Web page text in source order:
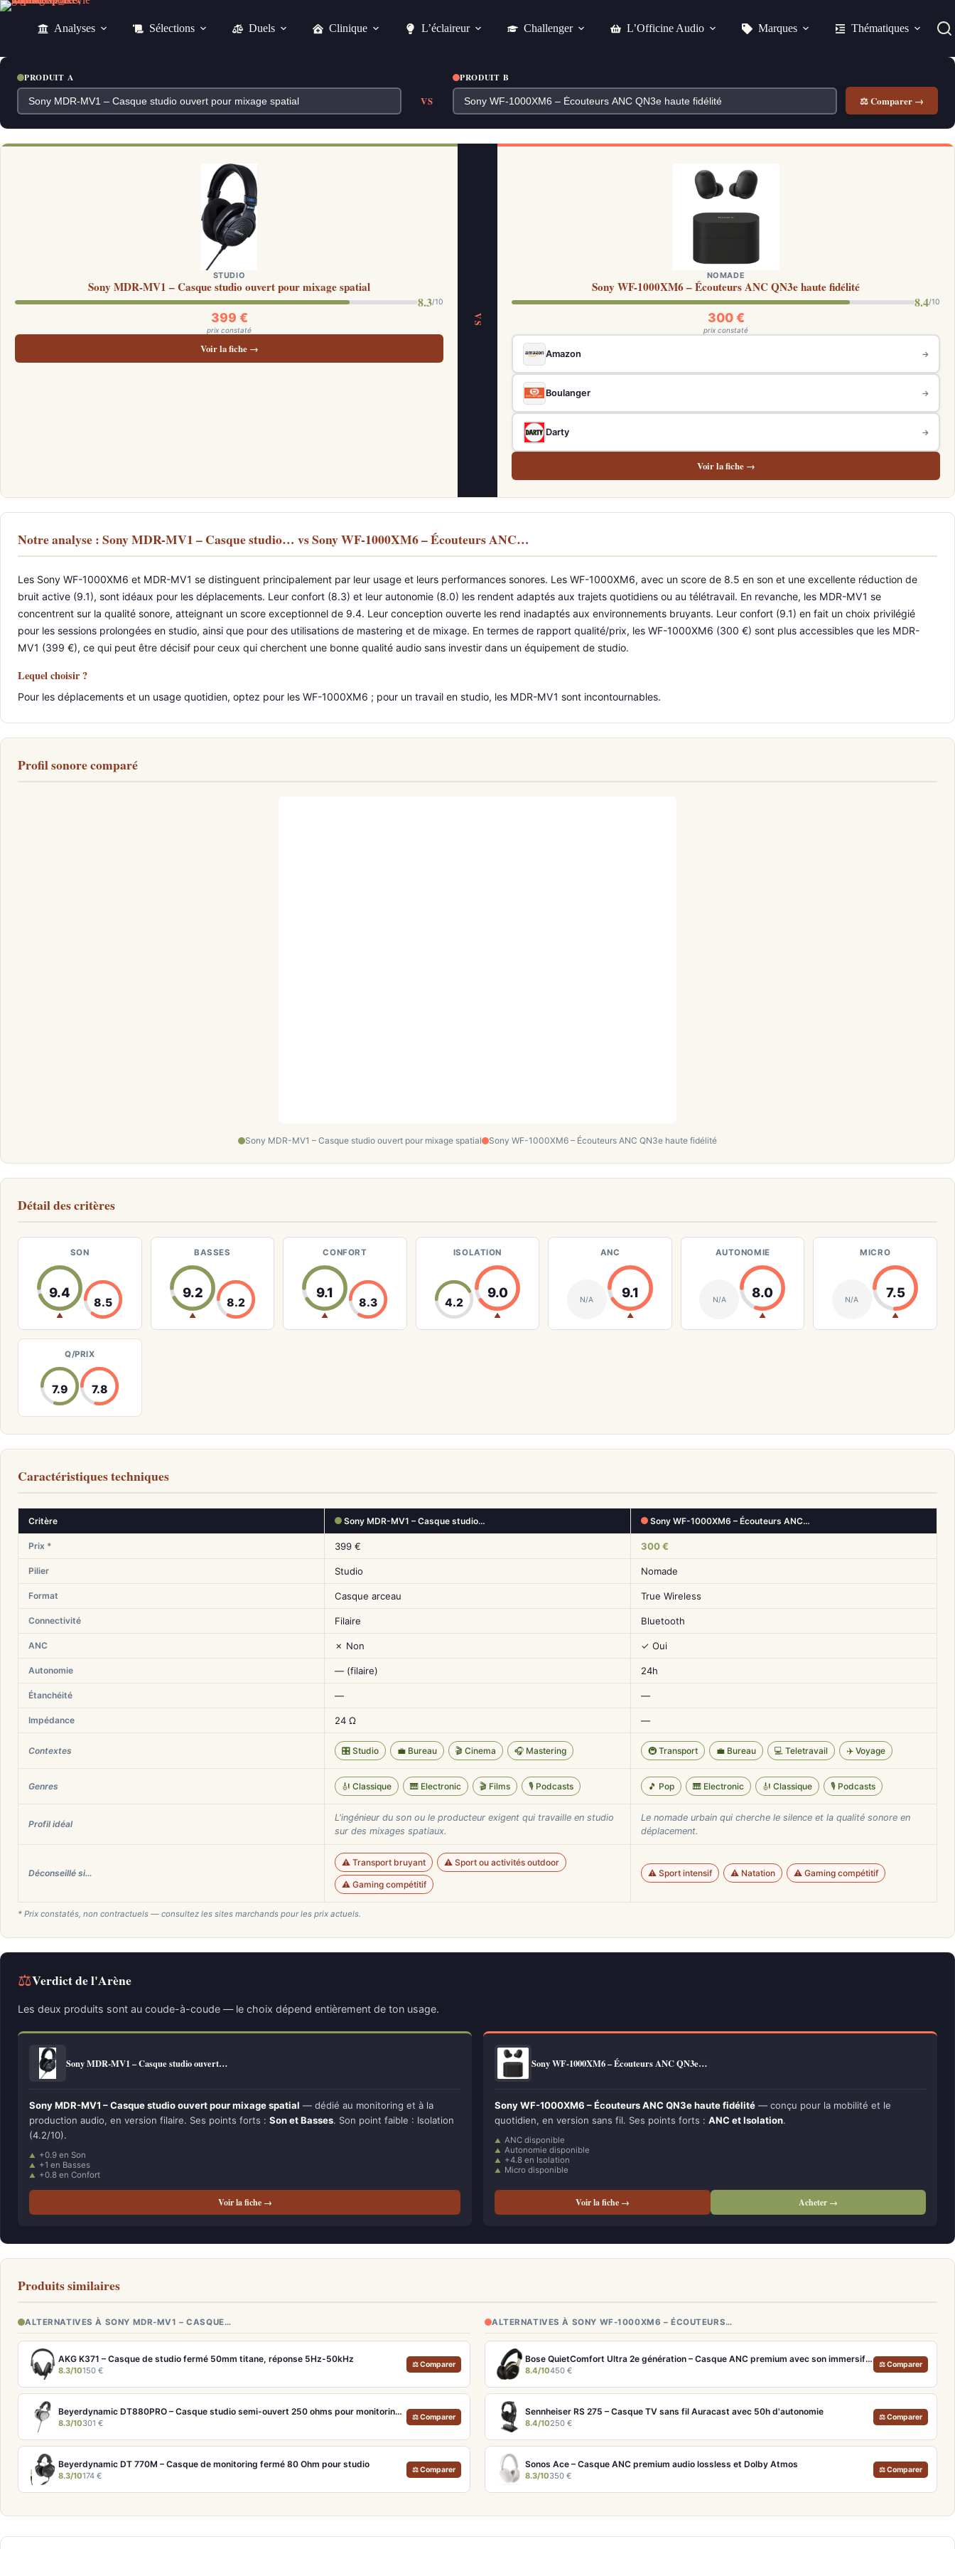
Passer
Analyses Sélections Duels Clinique L’éclaireur Challenger L’Officine Audio Marques Thématiques
PRODUIT A
VS
PRODUIT B
⚖ Comparer →
STUDIO
Sony MDR-MV1 – Casque studio ouvert pour mixage spatial
8.3/10
399 €
prix constaté
Voir la fiche →
VS
NOMADE
Sony WF-1000XM6 – Écouteurs ANC QN3e haute fidélité
8.4/10
300 €
prix constaté
Amazon →
Boulanger →
Darty →
Voir la fiche →
Notre analyse : Sony MDR-MV1 – Casque studio… vs Sony WF-1000XM6 – Écouteurs ANC…
Les Sony WF-1000XM6 et MDR-MV1 se distinguent principalement par leur usage et leurs performances sonores. Les WF-1000XM6, avec un score de 8.5 en son et une excellente réduction de
bruit active (9.1), sont idéaux pour les déplacements. Leur confort (8.3) et leur autonomie (8.0) les rendent adaptés aux trajets quotidiens ou au télétravail. En revanche, les MDR-MV1 se
concentrent sur la qualité sonore, atteignant un score exceptionnel de 9.4. Leur conception ouverte les rend inadaptés aux environnements bruyants. Leur confort (9.1) en fait un choix privilégié
pour les sessions prolongées en studio, ainsi que pour des utilisations de mastering et de mixage. En termes de rapport qualité/prix, les WF-1000XM6 (300 €) sont plus accessibles que les MDR-
MV1 (399 €), ce qui peut être décisif pour ceux qui cherchent une bonne qualité audio sans investir dans un équipement de studio.
Lequel choisir ?
Pour les déplacements et un usage quotidien, optez pour les WF-1000XM6 ; pour un travail en studio, les MDR-MV1 sont incontournables.
Profil sonore comparé
Sony MDR-MV1 – Casque studio ouvert pour mixage spatial Sony WF-1000XM6 – Écouteurs ANC QN3e haute fidélité
Détail des critères
SON
9.4
▲
8.5
BASSES
9.2
▲
8.2
CONFORT
9.1
▲
8.3
ISOLATION
4.2
9.0
▲
ANC
N/A 9.1
▲
AUTONOMIE
N/A 8.0
▲
MICRO
N/A 7.5
▲
Q/PRIX
7.9 7.8
Caractéristiques techniques
Critère Sony MDR-MV1 – Casque studio… Sony WF-1000XM6 – Écouteurs ANC…
Prix * 399 € 300 €
Pilier Studio Nomade
Format Casque arceau True Wireless
Connectivité Filaire Bluetooth
ANC ✗ Non ✓ Oui
Autonomie — (filaire) 24h
Étanchéité — —
Impédance 24 Ω —
Contextes 🎛️ Studio 💼 Bureau 🎬 Cinema 🎧 Mastering 🚇 Transport 💼 Bureau 💻 Teletravail ✈️ Voyage
Genres 🎻 Classique 🎹 Electronic 🎬 Films 🎙️ Podcasts 🎵 Pop 🎹 Electronic 🎻 Classique 🎙️ Podcasts
Profil idéal
L'ingénieur du son ou le producteur exigent qui travaille en studio
sur des mixages spatiaux.
Le nomade urbain qui cherche le silence et la qualité sonore en
déplacement.
Déconseillé si…
⚠️ Transport bruyant ⚠️ Sport ou activités outdoor
⚠️ Gaming compétitif
⚠️ Sport intensif ⚠️ Natation ⚠️ Gaming compétitif
* Prix constatés, non contractuels — consultez les sites marchands pour les prix actuels.
⚖Verdict de l'Arène
Les deux produits sont au coude-à-coude — le choix dépend entièrement de ton usage.
Sony MDR-MV1 – Casque studio ouvert…
Sony MDR-MV1 – Casque studio ouvert pour mixage spatial — dédié au monitoring et à la
production audio, en version filaire. Ses points forts : Son et Basses. Son point faible : Isolation
(4.2/10).
+0.9 en Son
+1 en Basses
+0.8 en Confort
Voir la fiche →
Sony WF-1000XM6 – Écouteurs ANC QN3e…
Sony WF-1000XM6 – Écouteurs ANC QN3e haute fidélité — conçu pour la mobilité et le
quotidien, en version sans fil. Ses points forts : ANC et Isolation.
ANC disponible
Autonomie disponible
+4.8 en Isolation
Micro disponible
Voir la fiche → Acheter →
Produits similaires
ALTERNATIVES À SONY MDR-MV1 – CASQUE…
AKG K371 – Casque de studio fermé 50mm titane, réponse 5Hz-50kHz
8.3/10150 €
⚖ Comparer
Beyerdynamic DT880PRO – Casque studio semi-ouvert 250 ohms pour monitoring neutre
8.3/10301 €
⚖ Comparer
Beyerdynamic DT 770M – Casque de monitoring fermé 80 Ohm pour studio
8.3/10174 €
⚖ Comparer
ALTERNATIVES À SONY WF-1000XM6 – ÉCOUTEURS…
Bose QuietComfort Ultra 2e génération – Casque ANC premium avec son immersif spatial et 30h d'autonomie
8.4/10450 €
⚖ Comparer
Sennheiser RS 275 – Casque TV sans fil Auracast avec 50h d'autonomie
8.4/10250 €
⚖ Comparer
Sonos Ace – Casque ANC premium audio lossless et Dolby Atmos
8.3/10350 €
⚖ Comparer